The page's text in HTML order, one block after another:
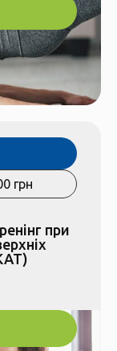
грн
при